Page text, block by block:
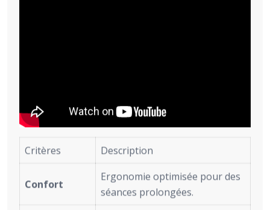
Critères Description
Confort
Ergonomie optimisée pour des
séances prolongées.